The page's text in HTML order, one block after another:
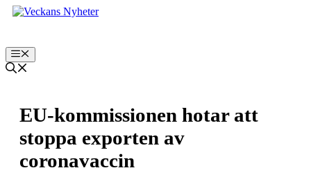
Hoppa
Meny
EU-kommissionen hotar att
stoppa exporten av
coronavaccin